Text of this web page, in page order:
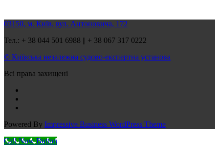
03150, м. Київ, вул. Антоновича, 172
Тел.: + 38 044 501 6988 || + 38 067 317 0222
© Київська незалежна судово-експертна установа
Всі права захищені
Powered By Impressive Business WordPress Theme
Call Now Button